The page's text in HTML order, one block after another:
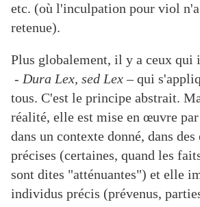
etc. (où l'inculpation pour viol
retenue).
Plus globalement, il y a ceux qui
- Dura Lex, sed Lex– qui
tous. C'est le principe abstrait.
réalité, elle est mise en œuvre par
dans un contexte donné, dans
précises (certaines, quand les
sont dites "atténuantes") et elle
individus précis (prévenus,